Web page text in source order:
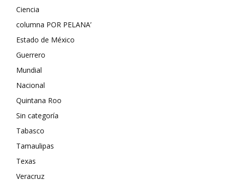
Ciencia
columna POR PELANA’
Estado de México
Guerrero
Mundial
Nacional
Quintana Roo
Sin categoría
Tabasco
Tamaulipas
Texas
Veracruz